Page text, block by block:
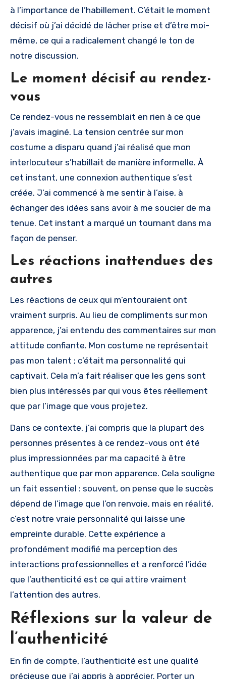
à l’importance de l’habillement. C’était le moment
décisif où j’ai décidé de lâcher prise et d’être moi-
même, ce qui a radicalement changé le ton de
notre discussion.
Le moment décisif au rendez-
vous
Ce rendez-vous ne ressemblait en rien à ce que
j’avais imaginé. La tension centrée sur mon
costume a disparu quand j’ai réalisé que mon
interlocuteur s’habillait de manière informelle. À
cet instant, une connexion authentique s’est
créée. J’ai commencé à me sentir à l’aise, à
échanger des idées sans avoir à me soucier de ma
tenue. Cet instant a marqué un tournant dans ma
façon de penser.
Les réactions inattendues des
autres
Les réactions de ceux qui m’entouraient ont
vraiment surpris. Au lieu de compliments sur mon
apparence, j’ai entendu des commentaires sur mon
attitude confiante. Mon costume ne représentait
pas mon talent ; c’était ma personnalité qui
captivait. Cela m’a fait réaliser que les gens sont
bien plus intéressés par qui vous êtes réellement
que par l’image que vous projetez.
Dans ce contexte, j’ai compris que la plupart des
personnes présentes à ce rendez-vous ont été
plus impressionnées par ma capacité à être
authentique que par mon apparence. Cela souligne
un fait essentiel : souvent, on pense que le succès
dépend de l’image que l’on renvoie, mais en réalité,
c’est notre vraie personnalité qui laisse une
empreinte durable. Cette expérience a
profondément modifié ma perception des
interactions professionnelles et a renforcé l’idée
que l’authenticité est ce qui attire vraiment
l’attention des autres.
Réflexions sur la valeur de
l’authenticité
En fin de compte, l’authenticité est une qualité
précieuse que j’ai appris à apprécier. Porter un